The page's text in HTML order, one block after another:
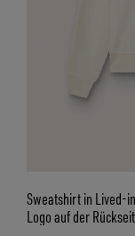
Sweatshirt in Lived-
Logo auf der